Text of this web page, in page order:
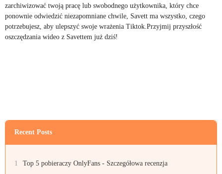
zarchiwizować twoją pracę lub swobodnego użytkownika, który chce
ponownie odwiedzić niezapomniane chwile, Savett ma wszystko, czego
potrzebujesz, aby ulepszyć swoje wrażenia Tiktok.Przyjmij przyszłość
oszczędzania wideo z Savettem już dziś!
Recent Posts
1 Top 5 pobieraczy OnlyFans - Szczegółowa recenzja